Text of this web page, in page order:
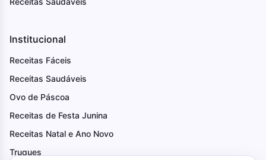
Institucional
Receitas Fáceis
Receitas Saudáveis
Ovo de Páscoa
Receitas de Festa Junina
Receitas Natal e Ano Novo
Truques